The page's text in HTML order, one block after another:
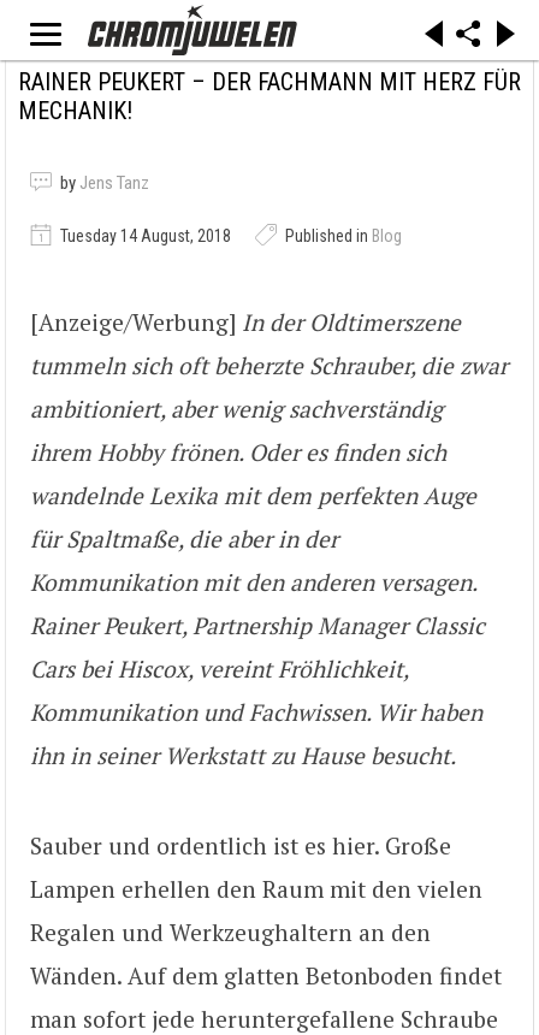
RAINER PEUKERT – DER FACHMANN MIT HERZ FÜR
MECHANIK!
by Jens Tanz
Tuesday 14 August, 2018 Published in Blog
[Anzeige/Werbung] In der Oldtimerszene
tummeln sich oft beherzte Schrauber, die zwar
ambitioniert, aber wenig sachverständig
ihrem Hobby frönen. Oder es finden sich
wandelnde Lexika mit dem perfekten Auge
für Spaltmaße, die aber in der
Kommunikation mit den anderen versagen.
Rainer Peukert, Partnership Manager Classic
Cars bei Hiscox, vereint Fröhlichkeit,
Kommunikation und Fachwissen. Wir haben
ihn in seiner Werkstatt zu Hause besucht.
Sauber und ordentlich ist es hier. Große
Lampen erhellen den Raum mit den vielen
Regalen und Werkzeughaltern an den
Wänden. Auf dem glatten Betonboden findet
man sofort jede heruntergefallene Schraube